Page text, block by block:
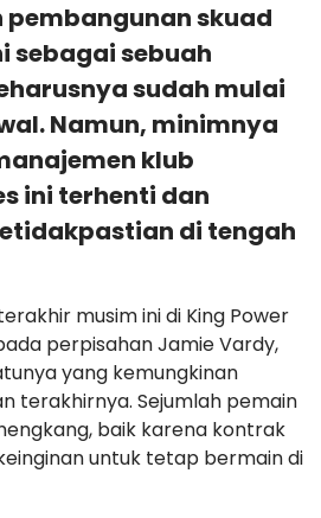
skuad
sebagai sebuah
sudah mulai
Namun, minimnya
klub
ini terhenti dan
di tengah
musim ini di King Power
perpisahan Jamie Vardy,
yang kemungkinan
terakhirnya. Sejumlah pemain
baik karena kontrak
untuk tetap bermain di